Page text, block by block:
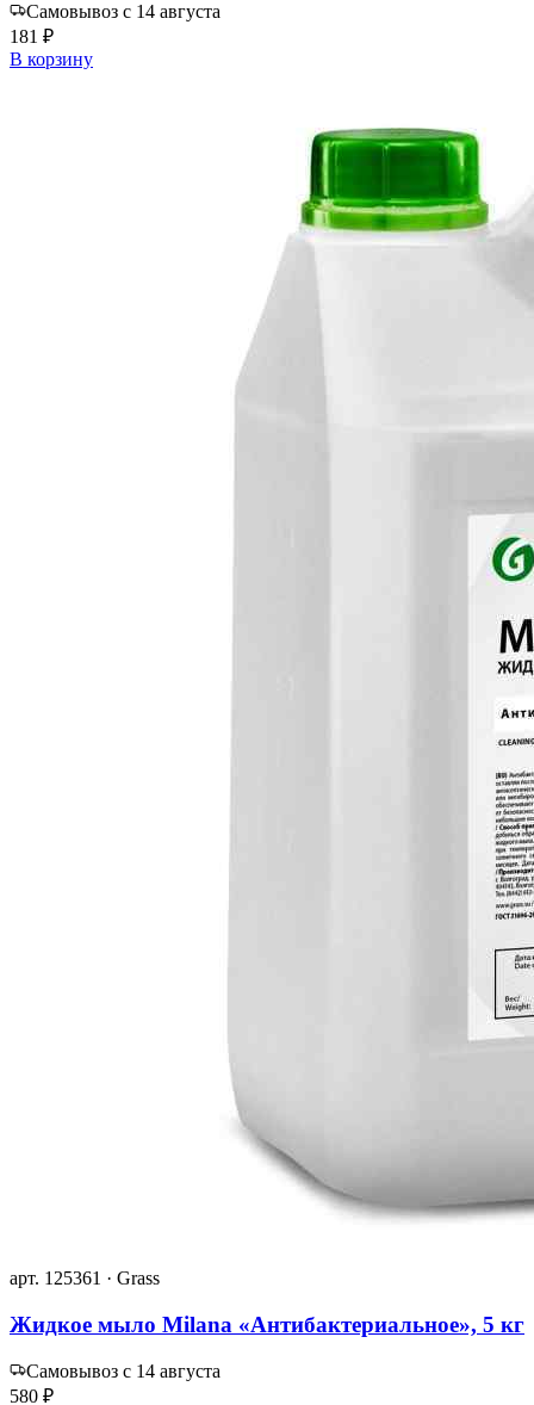
Самовывоз с 14 августа
181 ₽
В корзину
арт. 125361 · Grass
Жидкое мыло Milana «Антибактериальное», 5 кг
Самовывоз с 14 августа
580 ₽